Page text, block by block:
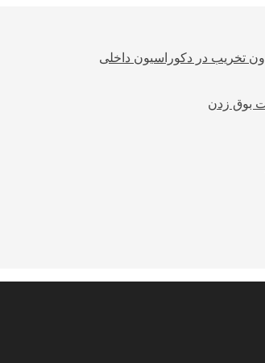
تخریب در دکوراسیون داخلی
بوق زدن